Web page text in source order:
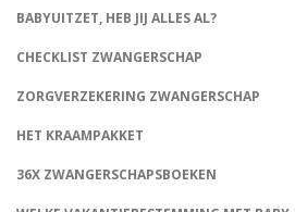
BABYUITZET, HEB JIJ ALLES AL?
CHECKLIST ZWANGERSCHAP
ZORGVERZEKERING ZWANGERSCHAP
HET KRAAMPAKKET
36X ZWANGERSCHAPSBOEKEN